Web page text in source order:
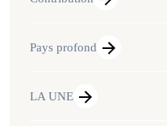
Pays profond
LA UNE